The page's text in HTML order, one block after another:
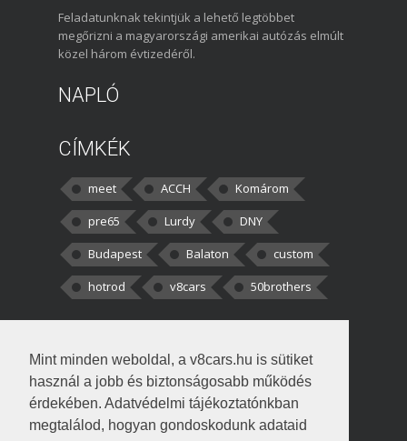
Mint minden weboldal, a v8cars.hu is sütiket
használ a jobb és biztonságosabb működés
érdekében. Adatvédelmi tájékoztatónkban
megtalálod, hogyan gondoskodunk adataid
Feladatunknak tekintjük a lehető legtöbbet
megőrizni a magyarországi amerikai autózás elmúlt
közel három évtizedéről.
NAPLÓ
CÍMKÉK
meet ACCH
Komárom
pre65
Lurdy
DNY
Budapest
Balaton
custom
hotrod
v8cars 50brothers
kortisz:Elszúrtam! Én csak két
darabbaal számoltam. Nem tudtam, hogy fél autót,